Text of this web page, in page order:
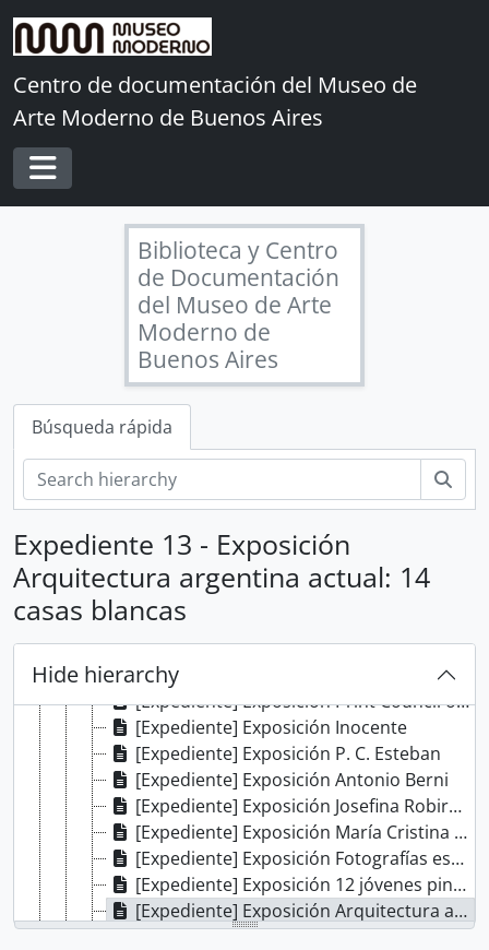
Skip to main content
Centro de documentación del Museo de
Arte Moderno de Buenos Aires
Toggle navigation
Biblioteca y Centro
de Documentación
del Museo de Arte
Moderno de
Buenos Aires
Búsqueda rápida
Expediente 13 - Exposición
Arquitectura argentina actual: 14
casas blancas
Hide hierarchy
[Fondo] Archivo Histórico de la Biblioteca del Museo
[Serie] Carpetas de actividades del Museo
[Subserie] Año 1956
[Subserie] Año 1957
[Subserie] Año 1958
[Subserie] Año 1959
[Subserie] Año 1960
[Subserie] Año 1961
[Subserie] Año 1962
[Subserie] Año 1963
[Subserie] Año 1964
[Expediente] Exposición Concurso de fotografías
[Expediente] Exposición Escrituras, alambres y manos
[Expediente] Exposición Pintores uruguayos de hoy
[Expediente] Exposición Pintores uruguayos de hoy
[Expediente] Exposición Print Council of América
[Expediente] Exposición Inocente
[Expediente] Exposición P. C. Esteban
[Expediente] Exposición Antonio Berni
[Expediente] Exposición Josefina Robirosa
[Expediente] Exposición María Cristina Gómez
[Expediente] Exposición Fotografías estroboscópicas de danza
[Expediente] Exposición 12 jóvenes pintores
[Expediente] Exposición Arquitectura argentina actual: 14 casas blancas
[Expediente] Exposición Manolo Millares